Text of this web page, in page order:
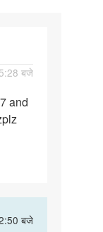
बजे
and
बजे